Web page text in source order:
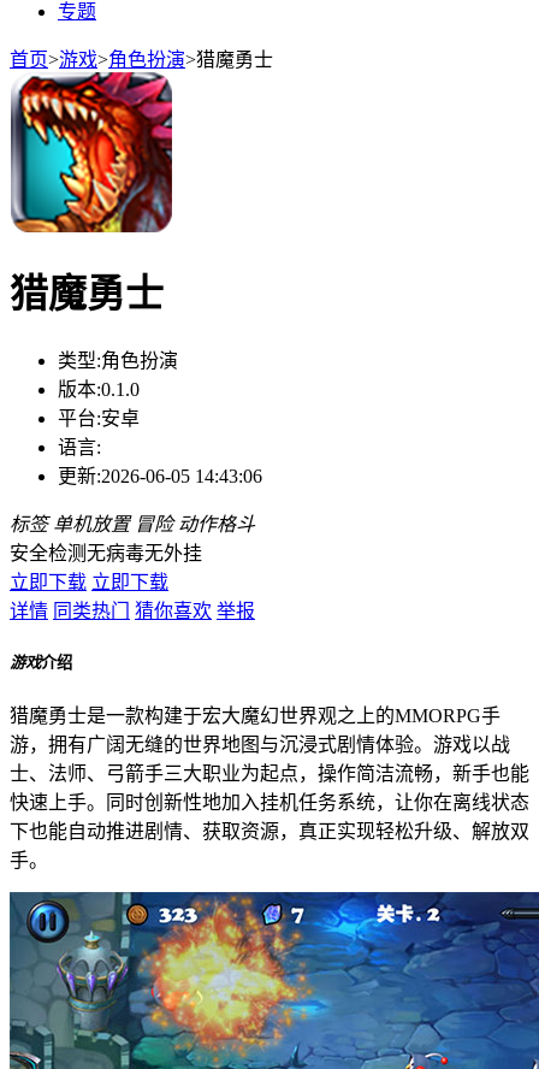
专题
首页>游戏>角色扮演>猎魔勇士
猎魔勇士
类型:角色扮演
版本:0.1.0
平台:安卓
语言:
更新:2026-06-05 14:43:06
标签 单机放置 冒险 动作格斗
安全检测无病毒无外挂
立即下载 立即下载
详情 同类热门 猜你喜欢 举报
游戏介绍
猎魔勇士是一款构建于宏大魔幻世界观之上的MMORPG手
游，拥有广阔无缝的世界地图与沉浸式剧情体验。游戏以战
士、法师、弓箭手三大职业为起点，操作简洁流畅，新手也能
快速上手。同时创新性地加入挂机任务系统，让你在离线状态
下也能自动推进剧情、获取资源，真正实现轻松升级、解放双
手。